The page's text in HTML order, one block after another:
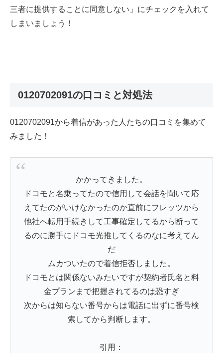
三者に提供することに同意しない」にチェックを入れて
しまいましょう！
0120702091の口コミと対処法
0120702091から着信があった人たちの口コミを集めて
みました！
かかってきました。
ドコモと名乗ってたので信用して会話を聞いて応
えてたのがいけなかったのか直前にフレッツから
他社へ転用手続きして工事確定してるから断って
るのに勝手にドコモ光推してくるのなに考えてん
だ
ムカついたので着信拒否しました。
ドコモとは関係ないみたいですが契約者氏名と料
金プランまで把握されてるのは恐すぎ
次からは知らない番号からは電話に出ずに番号検
索してから判断します。
引用：